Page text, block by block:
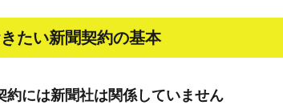
たい新聞契約の基本
約には新聞社は関係していません